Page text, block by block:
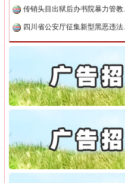
四川省公安厅征集新型黑恶违法
中方对6家美国实体采取反制措..
中国发起首例对外贸易国家安全
官方通报西安赛格商场坠亡事件
从“无产可执”到“全额执行”
最高检抗诉的疑难复杂刑事案件
近期涉私家车群死群伤事故多发
半生相守，一别两宽：这场老年
一纸欠条伤亲情 巡回调解促和..
千亩耕地变“别